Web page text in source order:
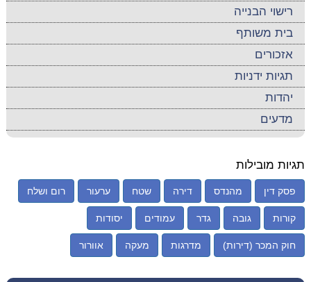
רישוי הבנייה
בית משותף
אזכורים
תגיות ידניות
יהדות
מדעים
תגיות מובילות
פסק דין מהנדס דירה שטח ערעור רום ושלח
קורות גובה גדר עמודים יסודות
חוק המכר (דירות) מדרגות מעקה אוורור